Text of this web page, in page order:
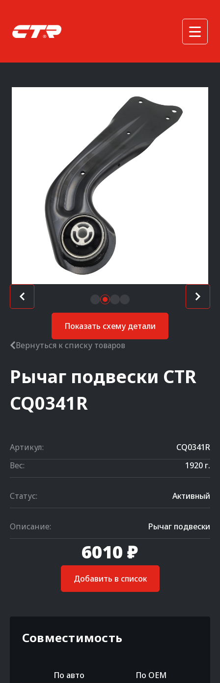
Показать схему детали
Вернуться к списку товаров
Рычаг подвески CTR
CQ0341R
Артикул:
CQ0341R
Вес:
1920 г.
Статус: Активный
Описание: Рычаг подвески
6010 ₽
Добавить в список
Совместимость
По авто По OEM